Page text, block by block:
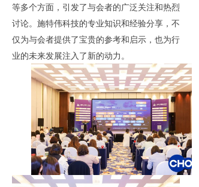
等多个方面，引发了与会者的广泛关注和热烈
讨论。施特伟科技的专业知识和经验分享，不
仅为与会者提供了宝贵的参考和启示，也为行
业的未来发展注入了新的动力。